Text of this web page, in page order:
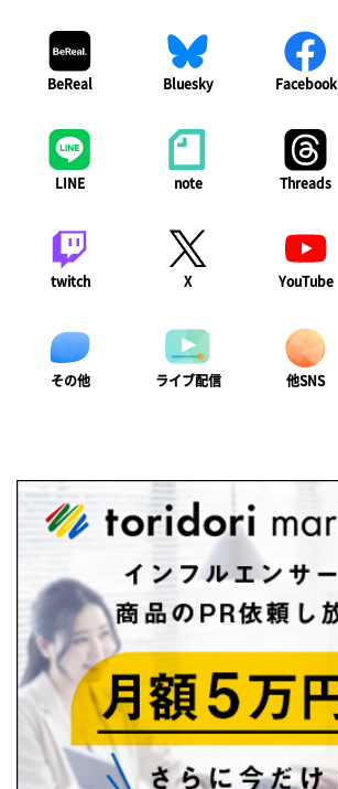
BeReal Bluesky Facebook
LINE note Threads
twitch X YouTube
その他 ライブ配信 他SNS